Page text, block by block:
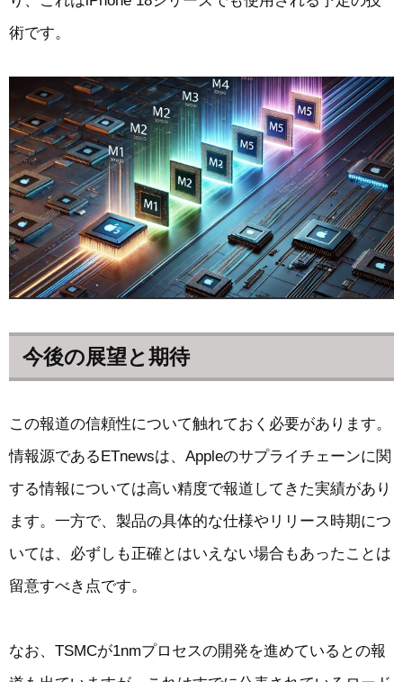
術です。
今後の展望と期待
この報道の信頼性について触れておく必要があります。
情報源であるETnewsは、Appleのサプライチェーンに関
する情報については高い精度で報道してきた実績があり
ます。一方で、製品の具体的な仕様やリリース時期につ
いては、必ずしも正確とはいえない場合もあったことは
留意すべき点です。
なお、TSMCが1nmプロセスの開発を進めているとの報